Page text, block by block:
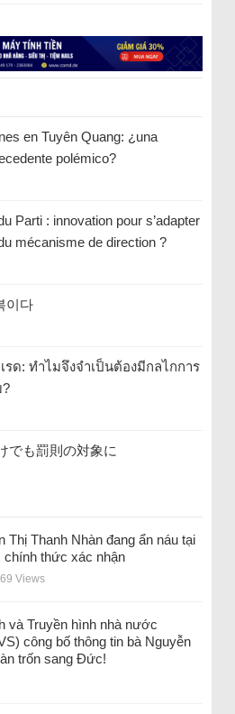
en Tuyên Quang: ¿una
polémico?
Parti : innovation pour s’adapter
mécanisme de direction ?
이다
รด: ทำไมจึงจำเป็นต้องมีกลไกการ
でも罰則の対象に
Thị Thanh Nhàn đang ẩn náu tại
thức xác nhận
Views
và Truyền hình nhà nước
công bố thông tin bà Nguyễn
trốn sang Đức!